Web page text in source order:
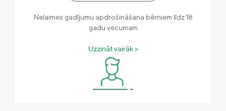
Nelaimes gadījumu apdrošināšana bērniem līdz 18
gadu vecumam
Uzzināt vairāk >